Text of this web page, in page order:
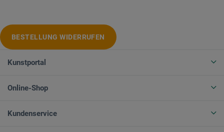
BESTELLUNG WIDERRUFEN
Kunstportal
Online-Shop
Kundenservice